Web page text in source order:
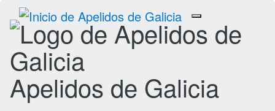
Toggle
navigation
Apelidos de Galicia